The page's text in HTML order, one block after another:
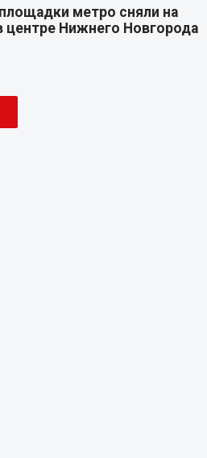
метро сняли на
центре Нижнего Новгорода